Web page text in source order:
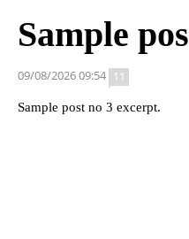
Sample
09/08/2026 09:54 11
Sample post no 3 excerpt.